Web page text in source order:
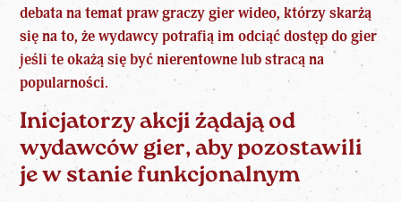
debata na temat praw graczy gier wideo, którzy skarżą
się na to, że wydawcy potrafią im odciąć dostęp do gier
jeśli te okażą się być nierentowne lub stracą na
popularności.
Inicjatorzy akcji żądają od
wydawców gier, aby pozostawili
je w stanie funkcjonalnym